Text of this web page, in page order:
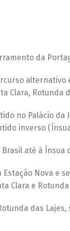
da
alternativo
Clara, Rotunda
no Palácio da
inverso
Brasil até à
Nova e
Clara e
das